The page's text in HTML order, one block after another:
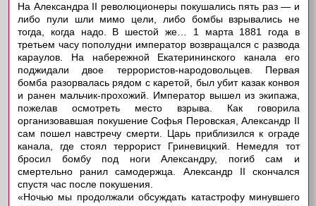
На Александра II революционеры покушались пять раз — и
либо пули шли мимо цели, либо бомбы взрывались не
тогда, когда надо. В шестой же… 1 марта 1881 года в
третьем часу пополудни император возвращался с развода
караулов. На набережной Екатерининского канала его
поджидали двое террористов-народовольцев. Первая
бомба разорвалась рядом с каретой, был убит казак конвоя
и ранен мальчик-прохожий. Император вышел из экипажа,
пожелав осмотреть место взрыва. Как говорила
организовавшая покушение Софья Перовская, Александр II
сам пошел навстречу смерти. Царь приблизился к ограде
канала, где стоял террорист Гриневицкий. Немедля тот
бросил бомбу под ноги Александру, погиб сам и
смертельно ранил самодержца. Александр II скончался
спустя час после покушения.
«Ночью мы продолжали обсуждать катастрофу минувшего